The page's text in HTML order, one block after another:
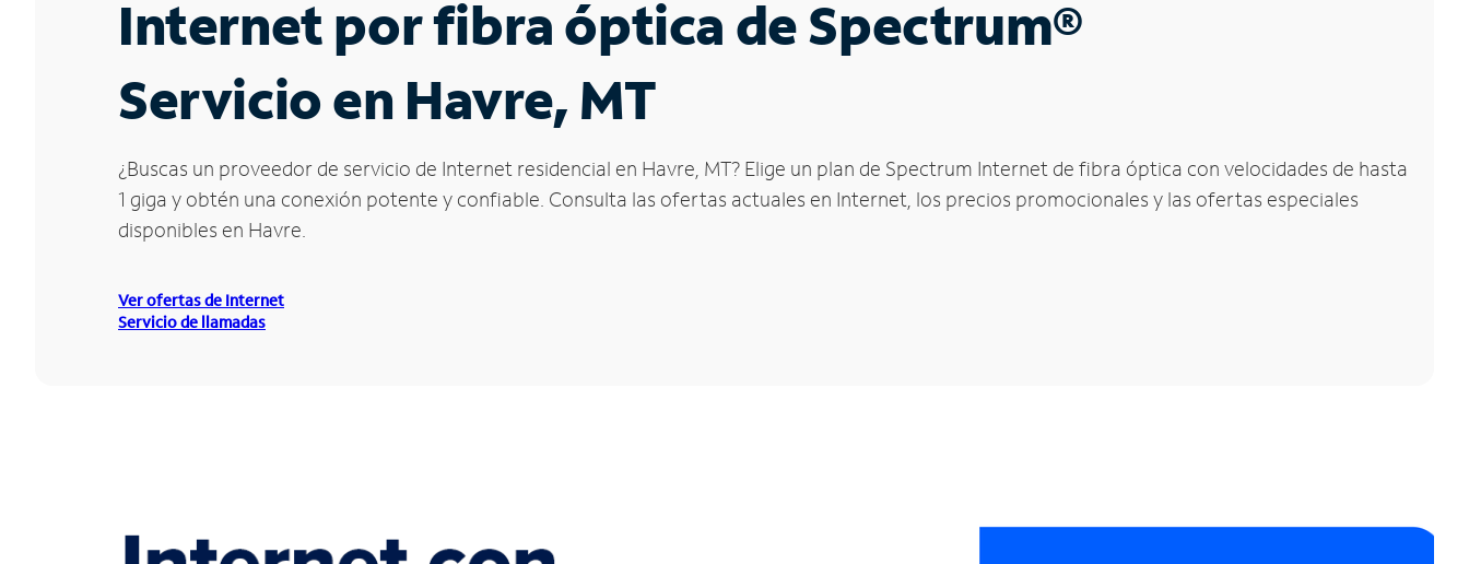
Internet por fibra óptica de Spectrum®
Servicio en Havre, MT
¿Buscas un proveedor de servicio de Internet residencial en Havre, MT? Elige un plan de Spectrum Internet de fibra óptica con velocidades de hasta
1 giga y obtén una conexión potente y confiable. Consulta las ofertas actuales en Internet, los precios promocionales y las ofertas especiales
disponibles en Havre.
Ver ofertas de Internet
Servicio de llamadas